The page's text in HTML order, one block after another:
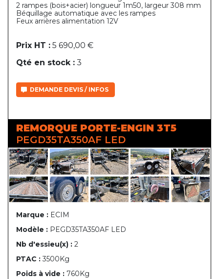
2 rampes (bois+acier) longueur 1m50, largeur 308 mm
Béquillage automatique avec les rampes
Feux arrières alimentation 12V
Prix HT : 5 690,00 €
Qté en stock : 3
DEMANDE DEVIS / INFOS
REMORQUE PORTE-ENGIN 3T5
PEGD35TA350AF LED
Marque : ECIM
Modèle : PEGD35TA350AF LED
Nb d'essieu(x) : 2
PTAC :3500Kg
Poids à vide : 760Kg